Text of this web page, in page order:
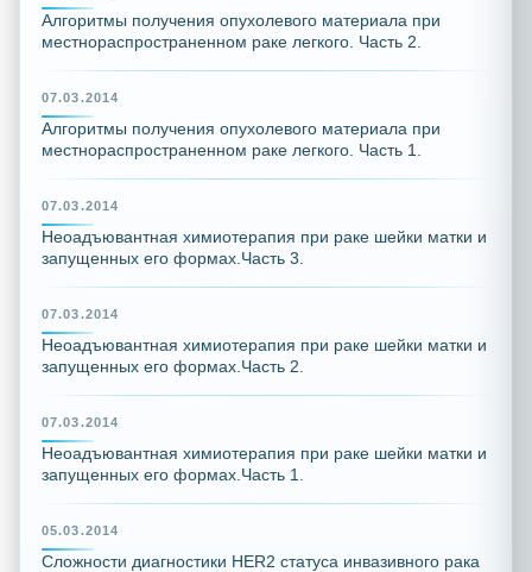
Алгоритмы получения опухолевого материала при
местнораспространенном раке легкого. Часть 2.
07.03.2014
Алгоритмы получения опухолевого материала при
местнораспространенном раке легкого. Часть 1.
07.03.2014
Неоадъювантная химиотерапия при раке шейки матки и
запущенных его формах.Часть 3.
07.03.2014
Неоадъювантная химиотерапия при раке шейки матки и
запущенных его формах.Часть 2.
07.03.2014
Неоадъювантная химиотерапия при раке шейки матки и
запущенных его формах.Часть 1.
05.03.2014
Сложности диагностики HER2 статуса инвазивного рака